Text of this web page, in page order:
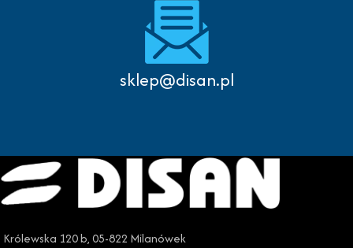
sklep@disan.pl
Królewska 120 b, 05-822 Milanówek